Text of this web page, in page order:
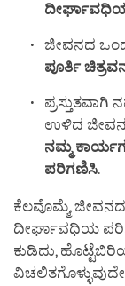
ಜೀವನದ
ಪೂರ್ತಿ
ಉಳಿದ
ನಮ್ಮ
ಪರಿಗಣಿಸಿ.
ಕೆಲವೊಮ್ಮೆ,
ದೀರ್ಘಾವಧಿಯ
ಕುಡಿದು,